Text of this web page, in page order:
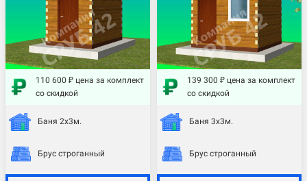
110 600 ₽ цена за комплект
со скидкой
Баня 2х3м.
Брус строганный
139 300 ₽ цена за комплект
со скидкой
Баня 3х3м.
Брус строганный